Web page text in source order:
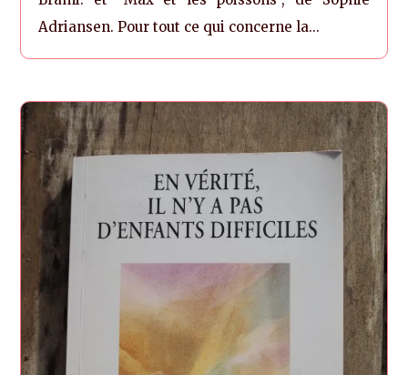
Adriansen. Pour tout ce qui concerne la...